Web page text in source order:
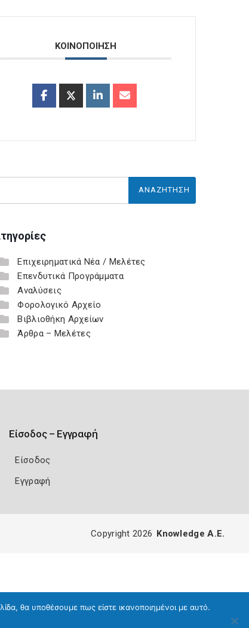
ΚΟΙΝΟΠΟΙΗΣΗ
Επιχειρηματικά Νέα / Μελέτες
Επενδυτικά Προγράμματα
Αναλύσεις
Φορολογικό Αρχείο
Βιβλιοθήκη Αρχείων
Άρθρα – Μελέτες
Είσοδος – Εγγραφή
Είσοδος
Εγγραφή
θα υποθέσουμε πως είστε ικανοποιημένοι με αυτό.
Copyright 2026 Knowledge A.E.